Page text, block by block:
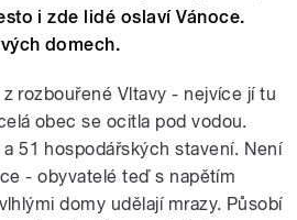
i zde lidé oslaví Vánoce.
domech.
rozbouřené Vltavy - nejvíce jí tu
obec se ocitla pod vodou.
51 hospodářských stavení. Není
- obyvatelé teď s napětím
domy udělají mrazy. Působí